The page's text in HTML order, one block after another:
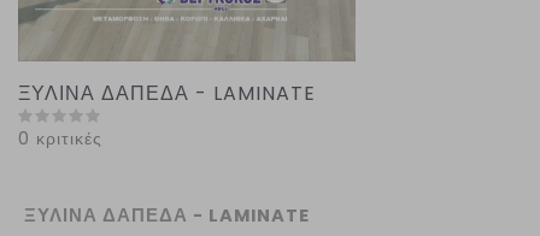
ΞΥΛΙΝΑ ΔΑΠΕΔΑ - LAMINATE
0 κριτικές
ΞΥΛΙΝΑ ΔΑΠΕΔΑ - LAMINATE